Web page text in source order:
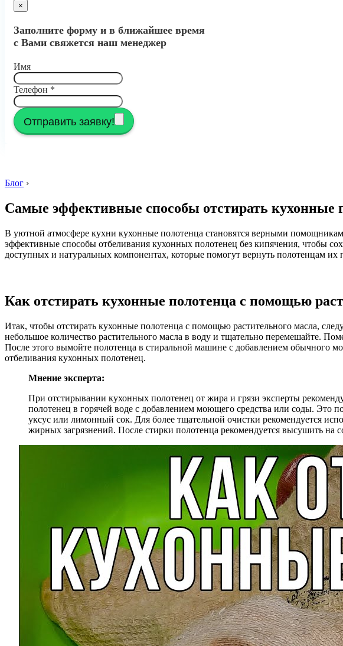
×
Заполните форму и в ближайшее время
с Вами свяжется наш менеджер
Имя
Телефон *
Отправить заявку!
Блог ›
Самые эффективные способы отстирать кухонные
В уютной атмосфере кухни кухонные полотенца становятся верными
эффективные способы отбеливания кухонных полотенец без кипячения, чтобы
доступных и натуральных компонентах, которые помогут вернуть полотенцам их
Как отстирать кухонные полотенца с помощью
Итак, чтобы отстирать кухонные полотенца с помощью растительного масла,
небольшое количество растительного масла в воду и тщательно перемешайте.
После этого вымойте полотенца в стиральной машине с добавлением обычного
отбеливания кухонных полотенец.
Мнение эксперта:
При отстирывании кухонных полотенец от жира и грязи эксперты
полотенец в горячей воде с добавлением моющего средства или соды. Это
уксус или лимонный сок. Для более тщательной очистки рекомендуется
жирных загрязнений. После стирки полотенца рекомендуется высушить на